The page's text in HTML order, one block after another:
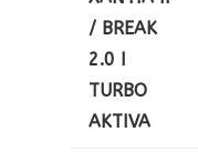
/ BREAK
2.0 I
TURBO
AKTIVA